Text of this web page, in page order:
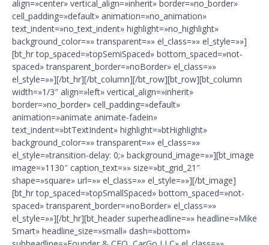
align=»center» vertical_align=»inherit» border=»no_border»
cell_padding=»default» animation=»no_animation»
text_indent=»no_text_indent» highlight=»no_highlight»
background_color=»» transparent=»» el_class=»» el_style=»»]
[bt_hr top_spaced=»topSemiSpaced» bottom_spaced=»not-
spaced» transparent_border=»noBorder» el_class=»»
el_style=»»][/bt_hr][/bt_column][/bt_row][bt_row][bt_column
width=»1/3″ align=»left» vertical_align=»inherit»
border=»no_border» cell_padding=»default»
animation=»animate animate-fadein»
text_indent=»btTextIndent» highlight=»btHighlight»
background_color=»» transparent=»» el_class=»»
el_style=»transition-delay: 0;» background_image=»»][bt_image
image=»1130″ caption_text=»» size=»bt_grid_21″
shape=»square» url=»» el_class=»» el_style=»»][/bt_image]
[bt_hr top_spaced=»topSmallSpaced» bottom_spaced=»not-
spaced» transparent_border=»noBorder» el_class=»»
el_style=»»][/bt_hr][bt_header superheadline=»» headline=»Mike
Smart» headline_size=»small» dash=»bottom»